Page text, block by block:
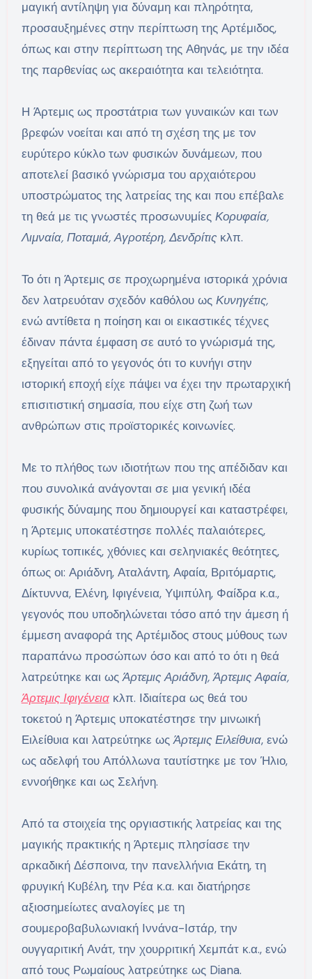
μαγική αντίληψη για δύναμη και πληρότητα,
προσαυξημένες στην περίπτωση της Αρτέμιδος,
όπως και στην περίπτωση της Αθηνάς, με την ιδέα
της παρθενίας ως ακεραιότητα και τελειότητα.
Η Άρτεμις ως προστάτρια των γυναικών και των
βρεφών νοείται και από τη σχέση της με τον
ευρύτερο κύκλο των φυσικών δυνάμεων, που
αποτελεί βασικό γνώρισμα του αρχαιότερου
υποστρώματος της λατρείας της και που επέβαλε
τη θεά με τις γνωστές προσωνυμίες Κορυφαία,
Λιμναία, Ποταμιά, Αγροτέρη, Δενδρίτιςκλπ.
Το ότι η Άρτεμις σε προχωρημένα ιστορικά χρόνια
δεν λατρευόταν σχεδόν καθόλου ως Κυνηγέτις,
ενώ αντίθετα η ποίηση και οι εικαστικές τέχνες
έδιναν πάντα έμφαση σε αυτό το γνώρισμά της,
εξηγείται από το γεγονός ότι το κυνήγι στην
ιστορική εποχή είχε πάψει να έχει την πρωταρχική
επισιτιστική σημασία, που είχε στη ζωή των
ανθρώπων στις προϊστορικές κοινωνίες.
Με το πλήθος των ιδιοτήτων που της απέδιδαν και
που συνολικά ανάγονται σε μια γενική ιδέα
φυσικής δύναμης που δημιουργεί και καταστρέφει,
η Άρτεμις υποκατέστησε πολλές παλαιότερες,
κυρίως τοπικές, χθόνιες και σεληνιακές θεότητες,
όπως οι: Αριάδνη, Αταλάντη, Αφαία, Βριτόμαρτις,
Δίκτυννα, Ελένη, Ιφιγένεια, Υψιπύλη, Φαίδρα κ.α.,
γεγονός που υποδηλώνεται τόσο από την άμεση ή
έμμεση αναφορά της Αρτέμιδος στους μύθους των
παραπάνω προσώπων όσο και από το ότι η θεά
λατρεύτηκε και ωςΆρτεμις Αριάδνη, Άρτεμις Αφαία,
Άρτεμις Ιφιγένειακλπ. Ιδιαίτερα ως θεά του
τοκετού η Άρτεμις υποκατέστησε την μινωική
Ειλείθυια και λατρεύτηκε ωςΆρτεμις Ειλείθυια, ενώ
ως αδελφή του Απόλλωνα ταυτίστηκε με τον Ήλιο,
εννοήθηκε και ως Σελήνη.
Από τα στοιχεία της οργιαστικής λατρείας και της
μαγικής πρακτικής η Άρτεμις πλησίασε την
αρκαδική Δέσποινα, την πανελλήνια Εκάτη, τη
φρυγική Κυβέλη, την Ρέα κ.α. και διατήρησε
αξιοσημείωτες αναλογίες με τη
σουμεροβαβυλωνιακή Ιννάνα-Ιστάρ, την
ουγγαριτική Ανάτ, την χουρριτική Χεμπάτ κ.α., ενώ
από τους Ρωμαίους λατρεύτηκε ως Diana.